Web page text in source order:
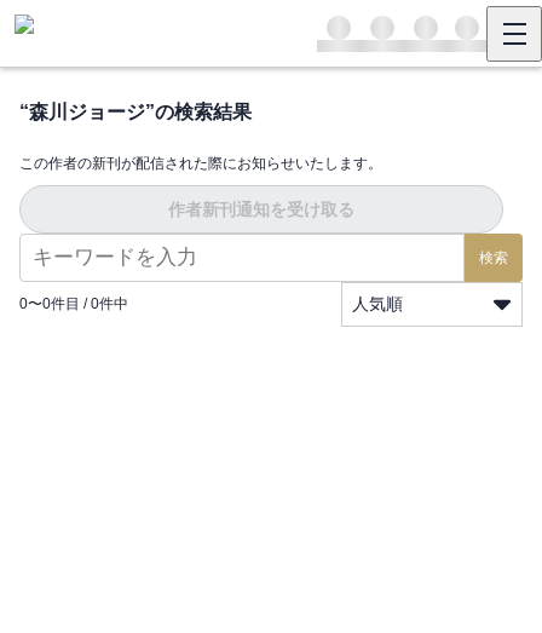
“森川ジョージ”の検索結果
この作者の新刊が配信された際にお知らせいたします。
作者新刊通知を受け取る
検索
0〜0件目 / 0件中 人気順